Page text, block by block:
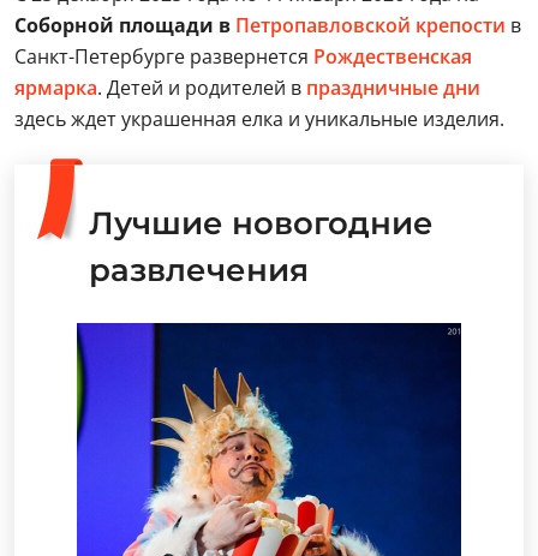
Соборной площади в Петропавловской крепости в
Санкт-Петербурге развернется Рождественская
ярмарка. Детей и родителей в праздничные дни
здесь ждет украшенная елка и уникальные изделия.
Лучшие новогодние
развлечения